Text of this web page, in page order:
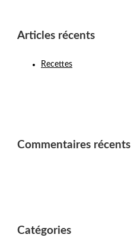
Articles récents
Recettes
Commentaires récents
Catégories